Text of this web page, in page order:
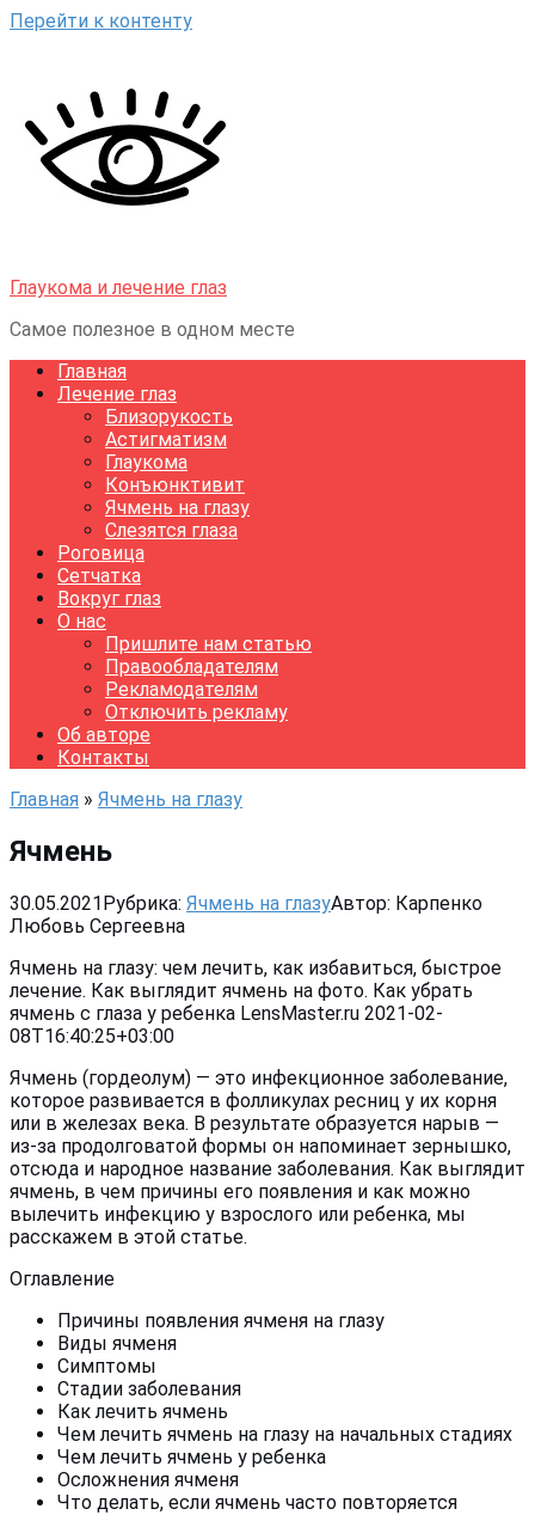
Перейти к контенту
Глаукома и лечение глаз
Самое полезное в одном месте
Главная
Лечение глаз
Близорукость
Астигматизм
Глаукома
Конъюнктивит
Ячмень на глазу
Слезятся глаза
Роговица
Сетчатка
Вокруг глаз
О нас
Пришлите нам статью
Правообладателям
Рекламодателям
Отключить рекламу
Об авторе
Контакты
Главная » Ячмень на глазу
Ячмень
30.05.2021Рубрика: Ячмень на глазуАвтор: Карпенко
Любовь Сергеевна
Ячмень на глазу: чем лечить, как избавиться, быстрое
лечение. Как выглядит ячмень на фото. Как убрать
ячмень с глаза у ребенка LensMaster.ru 2021-02-
08T16:40:25+03:00
Ячмень (гордеолум) — это инфекционное заболевание,
которое развивается в фолликулах ресниц у их корня
или в железах века. В результате образуется нарыв —
из-за продолговатой формы он напоминает зернышко,
отсюда и народное название заболевания. Как выглядит
ячмень, в чем причины его появления и как можно
вылечить инфекцию у взрослого или ребенка, мы
расскажем в этой статье.
Оглавление
Причины появления ячменя на глазу
Виды ячменя
Симптомы
Стадии заболевания
Как лечить ячмень
Чем лечить ячмень на глазу на начальных стадиях
Чем лечить ячмень у ребенка
Осложнения ячменя
Что делать, если ячмень часто повторяется